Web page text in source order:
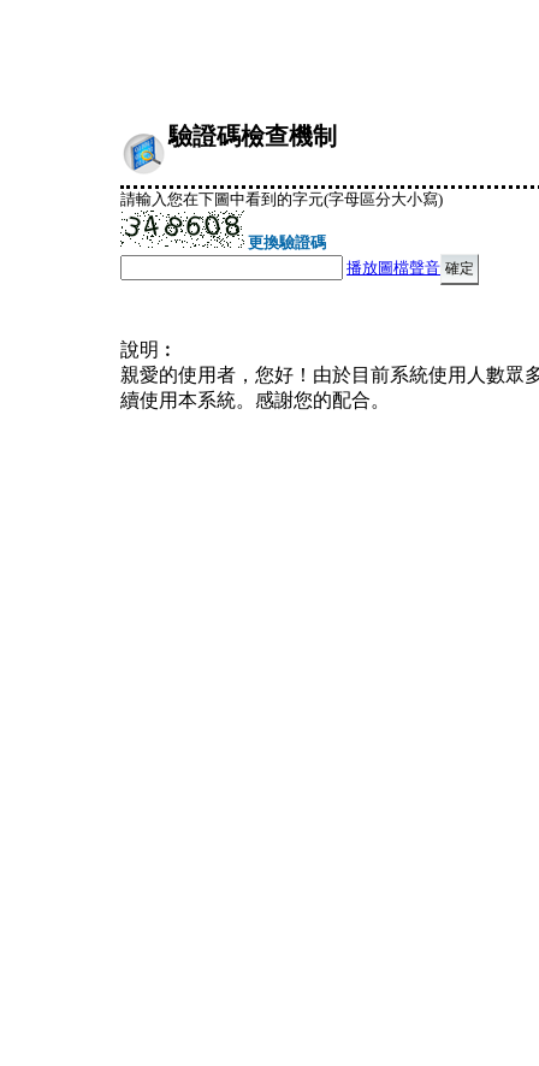
驗證碼檢查機制
請輸入您在下圖中看到的字元(字母區分大小寫)
更換驗證碼
播放圖檔聲音
說明︰
親愛的使用者，您好！由於目前系統使用人數眾
續使用本系統。感謝您的配合。